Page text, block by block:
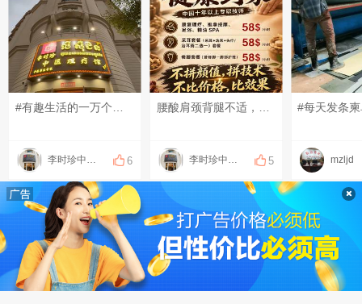
李时珍中医理疗 6 李时珍中医理疗 5
#每天发条
mzljd